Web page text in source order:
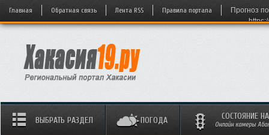
Главная Обратная связь Лента RSS Правила портала
Прогноз
ВЫБРАТЬ РАЗДЕЛ ПОГОДА СОСТОЯНИЕ
Онлайн камеры